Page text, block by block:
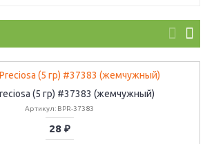
(5 гр) #37383 (жемчужный)
Артикул: BPR-37383
28 ₽